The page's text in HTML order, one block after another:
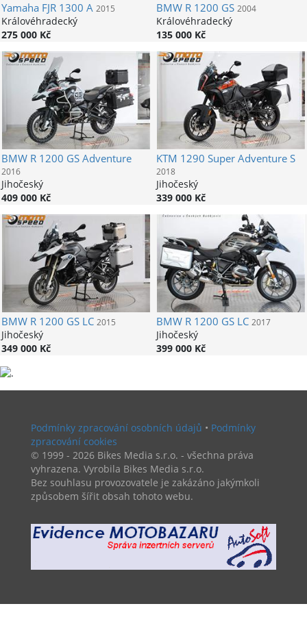
YamahaFJR 1300 A 2015
Královéhradecký
275 000 Kč
BMWR 1200 GS 2004
Královéhradecký
135 000 Kč
BMWR 1200 GS Adventure
2016
Jihočeský
409 000 Kč
KTM 1290 Super Adventure S
2018
Jihočeský
339 000 Kč
BMWR 1200 GS LC 2015
Jihočeský
349 000 Kč
BMWR 1200 GS LC 2017
Jihočeský
399 000 Kč
Podmínky zpracování osobních údajů • Podmínky
zpracování cookies
© 1999 - 2026 Bikes Media s.r.o. - všechna práva
vyhrazena. Vyrobila Bikes Media s.r.o.
Bez souhlasu provozovatele je zakázáno jakýmkoli
způsobem šířit obsah tohoto webu.